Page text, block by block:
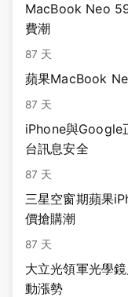
MacBook Neo
費潮
87 天
蘋果MacBook
87 天
iPhone與Google
台訊息安全
87 天
三星空窗期蘋果
價搶購潮
87 天
大立光領軍光學
動漲勢